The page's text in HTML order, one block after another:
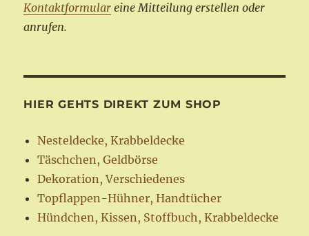
Kontaktformular eine Mitteilung erstellen oder
anrufen.
HIER GEHTS DIREKT ZUM SHOP
Nesteldecke, Krabbeldecke
Täschchen, Geldbörse
Dekoration, Verschiedenes
Topflappen-Hühner, Handtücher
Hündchen, Kissen, Stoffbuch, Krabbeldecke